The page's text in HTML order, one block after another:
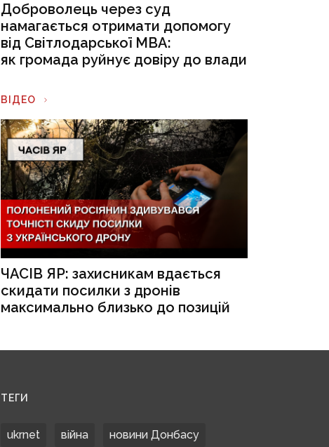
Доброволець через суд
намагається отримати допомогу
від Світлодарської МВА:
як громада руйнує довіру до влади
ВІДЕО
ЧАСІВ ЯР: захисникам вдається
скидати посилки з дронів
максимально близько до позицій
ТЕГИ
ukrnet війна новини Донбасу